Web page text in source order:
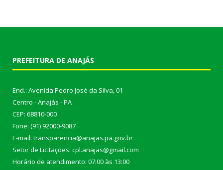
PREFEITURA DE ANAJÁS
End.: Avenida Pedro José da Silva, 01
Centro - Anajás - PA
CEP: 68810-000
Fone: (91) 92000-9087
E-mail: transparencia@anajas.pa.gov.br
Setor de Licitações: cpl.anajas@gmail.com
Horário de atendimento: 07:00 às 13:00